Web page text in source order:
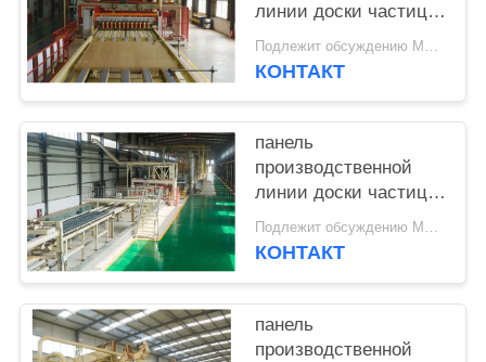
линии доски частицы
соломы риса высокая
2440 кс 1220 ММ
Подлежит обсуждению MOQ:1 комплект
КОНТАКТ
панель
производственной
линии доски частицы
50000кбм 2440 кс
1220 мм
Подлежит обсуждению MOQ:1 комплект
КОНТАКТ
панель
производственной